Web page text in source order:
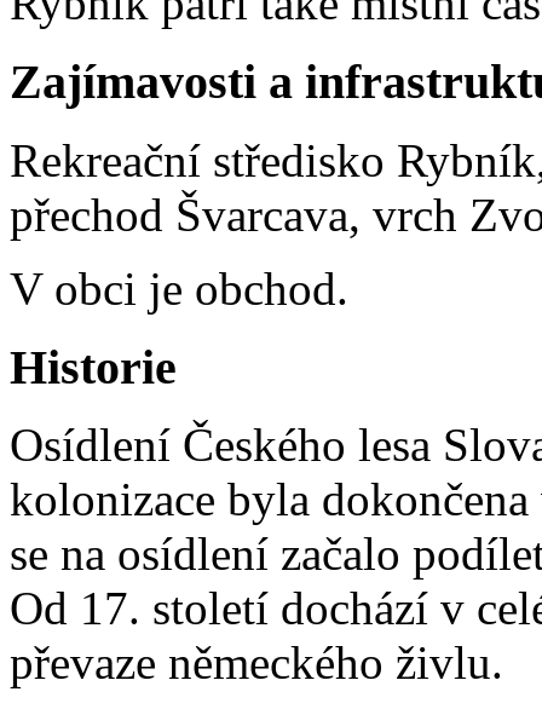
Zajímavosti a
Rekreační středisko
přechod Švarcava, vrch
V obci je obchod.
Historie
Osídlení Českého lesa
kolonizace byla
se na osídlení začalo
Od 17. století dochází v
převaze německého živlu.